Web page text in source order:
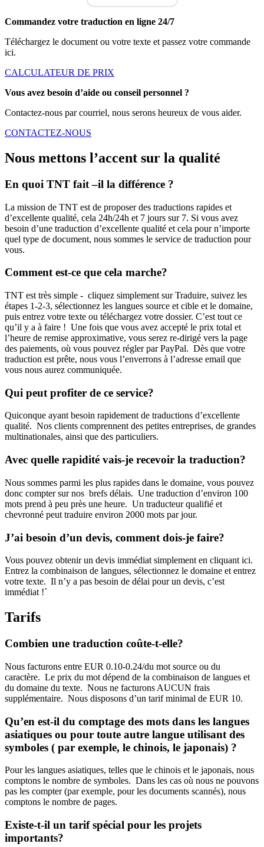
Commandez votre traduction en ligne 24/7
Téléchargez le document ou votre texte et passez votre commande
ici.
CALCULATEUR DE PRIX
Vous avez besoin d’aide ou conseil personnel ?
Contactez-nous par courriel, nous serons heureux de vous aider.
CONTACTEZ-NOUS
Nous mettons l’accent sur la qualité
En quoi TNT fait –il la différence ?
La mission de TNT est de proposer des traductions rapides et
d’excellente qualité, cela 24h/24h et 7 jours sur 7. Si vous avez
besoin d’une traduction d’excellente qualité et cela pour n’importe
quel type de document, nous sommes le service de traduction pour
vous.
Comment est-ce que cela marche?
TNT est très simple - cliquez simplement sur Traduire, suivez les
étapes 1-2-3, sélectionnez les langues source et cible et le domaine,
puis entrez votre texte ou téléchargez votre dossier. C’est tout ce
qu’il y a à faire ! Une fois que vous avez accepté le prix total et
l’heure de remise approximative, vous serez re-dirigé vers la page
des paiements, où vous pouvez régler par PayPal. Dès que votre
traduction est prête, nous vous l’enverrons à l’adresse email que
vous nous aurez communiquée.
Qui peut profiter de ce service?
Quiconque ayant besoin rapidement de traductions d’excellente
qualité. Nos clients comprennent des petites entreprises, de grandes
multinationales, ainsi que des particuliers.
Avec quelle rapidité vais-je recevoir la traduction?
Nous sommes parmi les plus rapides dans le domaine, vous pouvez
donc compter sur nos brefs délais. Une traduction d’environ 100
mots prend à peu près une heure. Un traducteur qualifié et
chevronné peut traduire environ 2000 mots par jour.
J’ai besoin d’un devis, comment dois-je faire?
Vous pouvez obtenir un devis immédiat simplement en cliquant ici.
Entrez la combinaison de langues, sélectionnez le domaine et entrez
votre texte. Il n’y a pas besoin de délai pour un devis, c’est
immédiat !´
Tarifs
Combien une traduction coûte-t-elle?
Nous facturons entre EUR 0.10-0.24/du mot source ou du
caractère. Le prix du mot dépend de la combinaison de langues et
du domaine du texte. Nous ne facturons AUCUN frais
supplémentaire. Nous disposons d’un tarif minimal de EUR 10.
Qu’en est-il du comptage des mots dans les langues
asiatiques ou pour toute autre langue utilisant des
symboles ( par exemple, le chinois, le japonais) ?
Pour les langues asiatiques, telles que le chinois et le japonais, nous
comptons le nombre de symboles. Dans les cas où nous ne pouvons
pas les compter (par exemple, pour les documents scannés), nous
comptons le nombre de pages.
Existe-t-il un tarif spécial pour les projets
importants?